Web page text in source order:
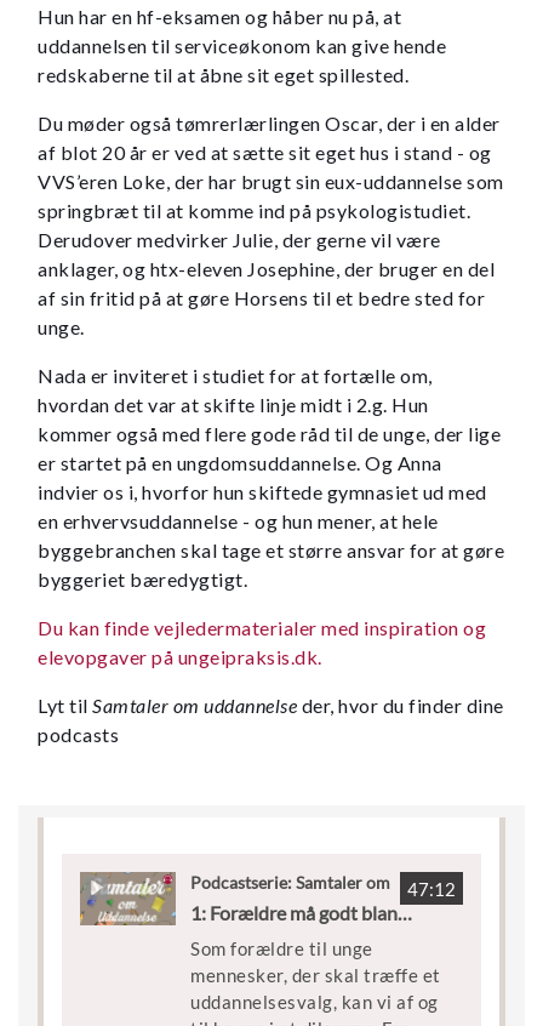
Hun har en hf-eksamen og håber nu på, at
uddannelsen til serviceøkonom kan give hende
redskaberne til at åbne sit eget spillested.
Du møder også tømrerlærlingen Oscar, der i en alder
af blot 20 år er ved at sætte sit eget hus i stand - og
VVS’eren Loke, der har brugt sin eux-uddannelse som
springbræt til at komme ind på psykologistudiet.
Derudover medvirker Julie, der gerne vil være
anklager, og htx-eleven Josephine, der bruger en del
af sin fritid på at gøre Horsens til et bedre sted for
unge.
Nada er inviteret i studiet for at fortælle om,
hvordan det var at skifte linje midt i 2.g. Hun
kommer også med flere gode råd til de unge, der lige
er startet på en ungdomsuddannelse. Og Anna
indvier os i, hvorfor hun skiftede gymnasiet ud med
en erhvervsuddannelse - og hun mener, at hele
byggebranchen skal tage et større ansvar for at gøre
byggeriet bæredygtigt.
Du kan finde vejledermaterialer med inspiration og
elevopgaver på ungeipraksis.dk.
Lyt til Samtaler om uddannelse der, hvor du finder dine
podcasts